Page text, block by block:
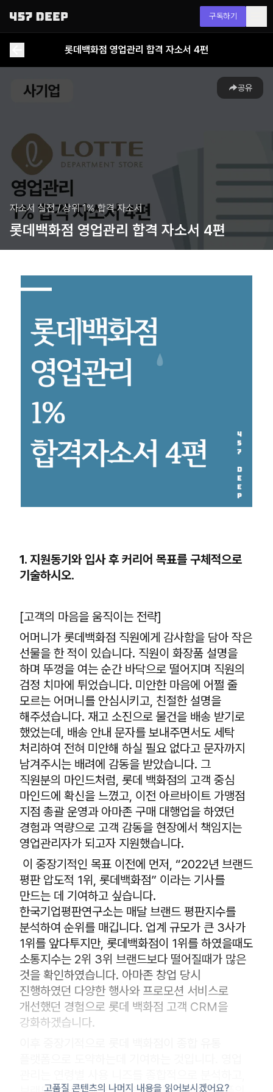
구독하기
롯데백화점 영업관리 합격 자소서 4편
공유
자소서 실전/상위 1% 합격 자소서
롯데백화점 영업관리 합격 자소서 4편
1. 지원동기와 입사 후 커리어 목표를 구체적으로
기술하시오.
[고객의 마음을 움직이는 전략]
어머니가 롯데백화점 직원에게 감사함을 담아 작은
선물을 한 적이 있습니다. 직원이 화장품 설명을
하며 뚜껑을 여는 순간 바닥으로 떨어지며 직원의
검정 치마에 튀었습니다. 미안한 마음에 어쩔 줄
모르는 어머니를 안심시키고, 친절한 설명을
해주셨습니다. 재고 소진으로 물건을 배송 받기로
했었는데, 배송 안내 문자를 보내주면서도 세탁
처리하여 전혀 미안해 하실 필요 없다고 문자까지
남겨주시는 배려에 감동을 받았습니다. 그
직원분의 마인드처럼, 롯데 백화점의 고객 중심
마인드에 확신을 느꼈고, 이전 아르바이트 가맹점
지점 총괄 운영과 아마존 구매 대행업을 하였던
경험과 역량으로 고객 감동을 현장에서 책임지는
영업관리자가 되고자 지원했습니다.
이 중장기적인 목표 이전에 먼저, “2022년 브랜드
평판 압도적 1위, 롯데백화점” 이라는 기사를
만드는 데 기여하고 싶습니다.
한국기업평판연구소는 매달 브랜드 평판지수를
분석하여 순위를 매깁니다. 업계 규모가 큰 3사가
1위를 앞다투지만, 롯데백화점이 1위를 하였을때도
소통지수는 2위 3위 브랜드보다 떨어질때가 많은
것을 확인하였습니다. 아마존 창업 당시
진행하였던 다양한 행사와 프로모션 서비스로
개선했던 경험으로 롯데 백화점 고객 CRM을
강화하겠습니다.
고품질 콘텐츠의 나머지 내용을 읽어보시겠어요?